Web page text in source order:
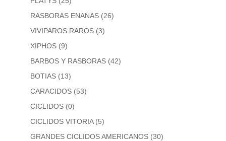
RASBORAS ENANAS (26)
VIVIPAROS RAROS (3)
XIPHOS (9)
BARBOS Y RASBORAS (42)
BOTIAS (13)
CARACIDOS (53)
CICLIDOS (0)
CICLIDOS VITORIA (5)
GRANDES CICLIDOS AMERICANOS (30)